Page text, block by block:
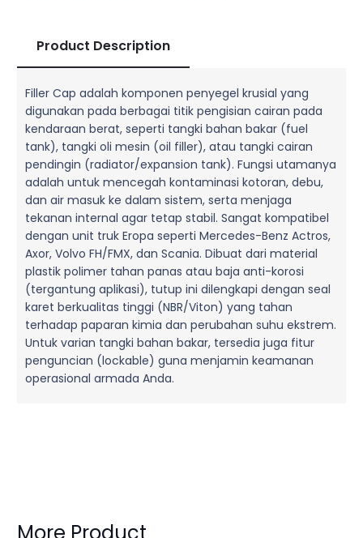
Product Description
Filler Cap adalah komponen penyegel krusial yang
digunakan pada berbagai titik pengisian cairan pada
kendaraan berat, seperti tangki bahan bakar (fuel
tank), tangki oli mesin (oil filler), atau tangki cairan
pendingin (radiator/expansion tank). Fungsi utamanya
adalah untuk mencegah kontaminasi kotoran, debu,
dan air masuk ke dalam sistem, serta menjaga
tekanan internal agar tetap stabil. Sangat kompatibel
dengan unit truk Eropa seperti Mercedes-Benz Actros,
Axor, Volvo FH/FMX, dan Scania. Dibuat dari material
plastik polimer tahan panas atau baja anti-korosi
(tergantung aplikasi), tutup ini dilengkapi dengan seal
karet berkualitas tinggi (NBR/Viton) yang tahan
terhadap paparan kimia dan perubahan suhu ekstrem.
Untuk varian tangki bahan bakar, tersedia juga fitur
penguncian (lockable) guna menjamin keamanan
operasional armada Anda.